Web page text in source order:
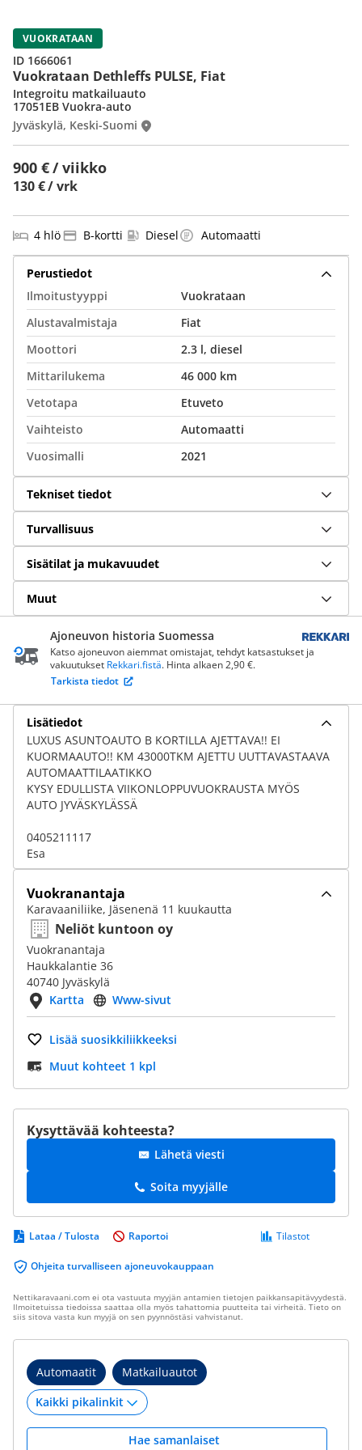
VUOKRATAAN
Vuokrataan Dethleffs PULSE, Fiat
900 € / viikko
130 € / vrk
Integroitu matkailuauto
17051EB Vuokra-auto
Jyväskylä, Keski-Suomi
ID 1666061
4 hlö B-kortti Diesel Automaatti
Perustiedot
Ilmoitustyyppi
Vuokrataan
Alustavalmistaja
Fiat
Moottori
2.3 l, diesel
Mittarilukema
46 000 km
Vetotapa
Etuveto
Vaihteisto
Automaatti
Vuosimalli
2021
Tekniset tiedot
Turvallisuus
Sisätilat ja mukavuudet
Muut
Ajoneuvon historia Suomessa
Katso ajoneuvon aiemmat omistajat, tehdyt katsastukset ja
vakuutukset Rekkari.fistä. Hinta alkaen 2,90 €.
Tarkista tiedot
Lisätiedot
LUXUS ASUNTOAUTO B KORTILLA AJETTAVA!! EI
KUORMAAUTO!! KM 43000TKM AJETTU UUTTAVASTAAVA
AUTOMAATTILAATIKKO
KYSY EDULLISTA VIIKONLOPPUVUOKRAUSTA MYÖS
AUTO JYVÄSKYLÄSSÄ
0405211117
Esa
Vuokranantaja
Karavaaniliike, Jäsenenä 11 kuukautta
Neliöt kuntoon oy
Vuokranantaja
Haukkalantie 36
40740 Jyväskylä
Kartta
Www-sivut
Lisää suosikkiliikkeeksi
Muut kohteet 1 kpl
Kysyttävää kohteesta?
Lähetä viesti
Soita myyjälle
Lataa / Tulosta
Ohjeita turvalliseen ajoneuvokauppaan
Tilastot
Raportoi
Nettikaravaani.com ei ota vastuuta myyjän antamien tietojen paikkansapitävyydestä.
Ilmoitetuissa tiedoissa saattaa olla myös tahattomia puutteita tai virheitä. Tieto on
siis sitova vasta kun myyjä on sen pyynnöstäsi vahvistanut.
Automaatit Matkailuautot
Hae samanlaiset